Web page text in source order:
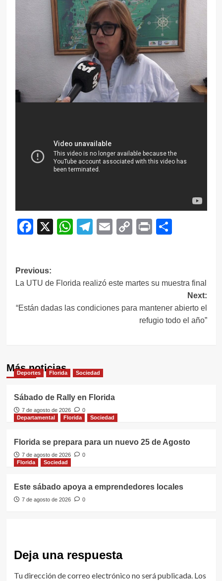
Facebook
X WhatsApp
Telegram
EmailCopy
Print
Navegación
de
entradas
Previous:
La UTU de Florida realizó este martes su muestra final
Next:
“Están dadas las condiciones para mantener abierto el
refugio todo el año”
Más noticias
Deportes Florida Sociedad
Sábado de Rally en Florida
7 de agosto de 2026
0
Departamental
Florida Sociedad
Florida se prepara para un nuevo 25 de Agosto
7 de agosto de 2026
0
Florida
Sociedad
Este sábado apoya a emprendedores locales
7 de agosto de 2026 0
Deja una respuesta
Tu dirección de correo electrónico no será publicada. Los